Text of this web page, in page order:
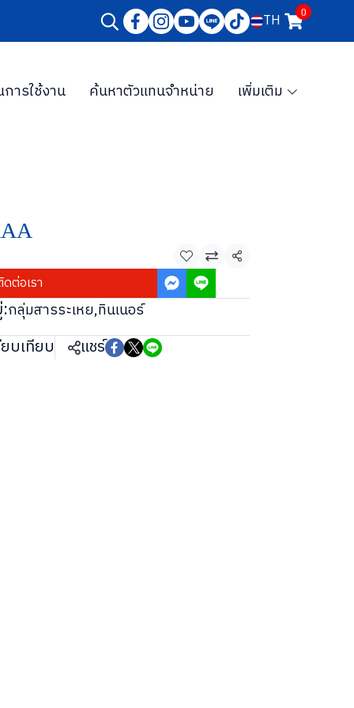
TH 0
ารใช้งาน ค้นหาตัวแทนจำหน่าย เพิ่มเติม
แชร์
ต่อเรา
กลุ่มสารระเหย,ทินเนอร์
บเทียบ แชร์